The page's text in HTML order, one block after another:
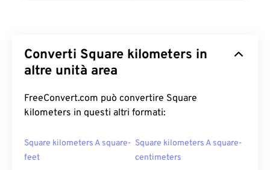
Converti Square kilometers in
altre unità area
FreeConvert.com può convertire Square
kilometers in questi altri formati:
Square kilometers A square-
feet
Square kilometers A square-
centimeters